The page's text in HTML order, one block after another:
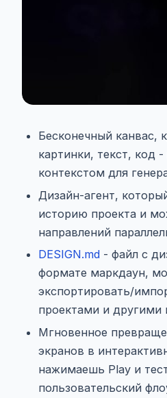
Бесконечный канвас,
картинки, текст, код
контекстом для
Дизайн-агент,
историю проекта и
направлений
DESIGN.md - файл с
формате маркдаун,
экспортировать/
проектами и другими
Мгновенное
экранов в
нажимаешь Play и
пользовательский